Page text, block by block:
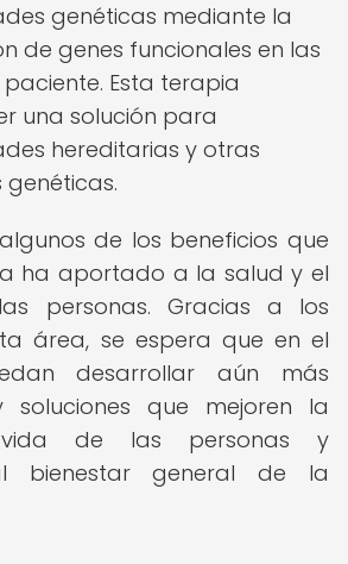
genéticas mediante la
de genes funcionales en las
Esta terapia
una solución para
hereditarias y otras
de los beneficios que
ha aportado a la salud y el
personas. Gracias a los
área, se espera que en el
desarrollar aún más
soluciones que mejoren la
de las personas y
bienestar general de la